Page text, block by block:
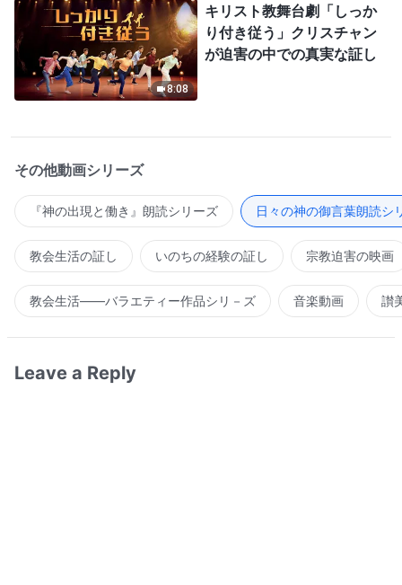
8:08
キリスト教舞台劇「しっか
り付き従う」クリスチャン
が迫害の中での真実な証し
その他動画シリーズ
『神の出現と働き』朗読シリーズ 日々の神の御言葉朗読シ
教会生活の証し いのちの経験の証し 宗教迫害の映画
教会生活――バラエティー作品シリ－ズ 音楽動画 讃
Leave a Reply